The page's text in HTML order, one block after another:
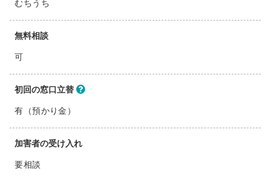
むちうち
無料相談
可
初回の窓口立替
有（預かり金）
加害者の受け入れ
要相談